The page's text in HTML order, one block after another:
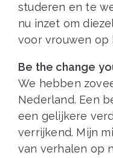
studeren en te
nu inzet om
voor vrouwen op
Be the change
We hebben
Nederland. Een
een gelijkere
verrijkend. Mijn
van verhalen op